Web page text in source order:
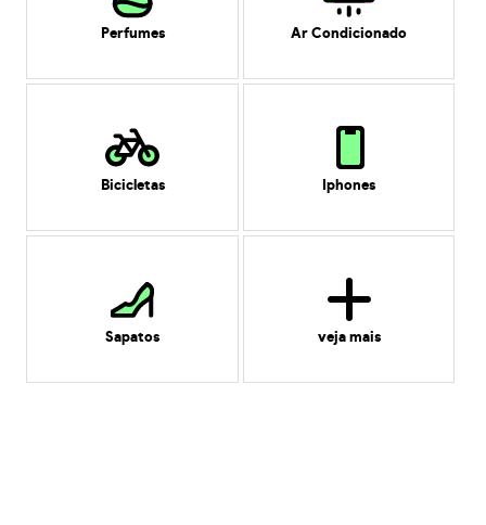
Perfumes Ar Condicionado
Bicicletas Iphones
Sapatos veja mais